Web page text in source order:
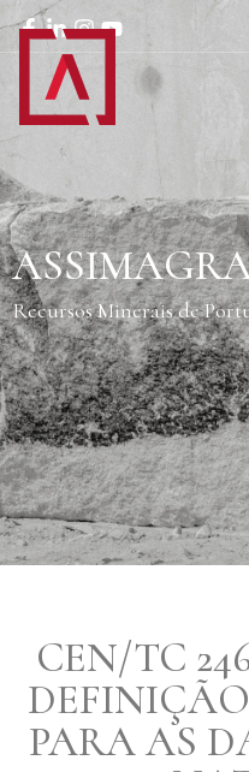
Recursos Minerais de
CEN/TC
PARA AS